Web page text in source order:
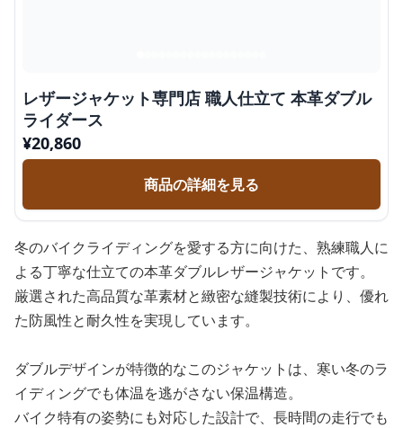
レザージャケット専門店 職人仕立て 本革ダブル
ライダース
¥20,860
商品の詳細を見る
冬のバイクライディングを愛する方に向けた、熟練職人に
よる丁寧な仕立ての本革ダブルレザージャケットです。
厳選された高品質な革素材と緻密な縫製技術により、優れ
た防風性と耐久性を実現しています。
ダブルデザインが特徴的なこのジャケットは、寒い冬のラ
イディングでも体温を逃がさない保温構造。
バイク特有の姿勢にも対応した設計で、長時間の走行でも